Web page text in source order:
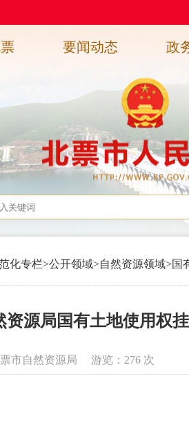
要闻动态 政
化专栏>公开领域>自然资源领域>国
源局国有土地使用权挂
票市自然资源局 游览： 276 次